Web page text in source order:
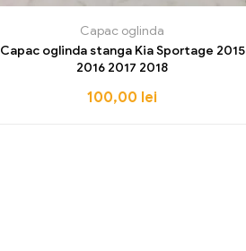
Capac oglinda
Capac oglinda stanga Kia Sportage 2015
2016 2017 2018
100,00 lei